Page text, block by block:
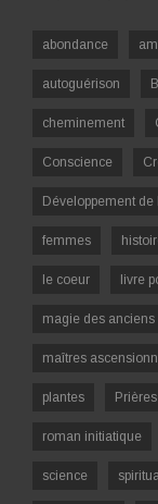
abondance
autoguérison
cheminement
Conscience
Développement de
femmes
le coeur livre
magie des anciens
maîtres
plantes Prières
roman initiatique
science